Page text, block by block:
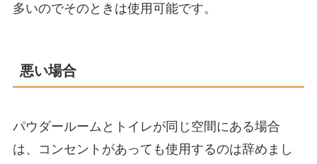
多いのでそのときは使用可能です。
悪い場合
パウダールームとトイレが同じ空間にある場合
は、コンセントがあっても使用するのは辞めまし